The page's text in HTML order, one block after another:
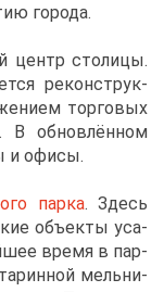
го­ро­да.
центр сто­ли­цы.
ре­кон­струк­
тор­го­вых
В об­нов­лён­ном
и офи­сы.
пар­ка. Здесь
объ­ек­ты уса­
вре­мя в пар­
мель­ни­